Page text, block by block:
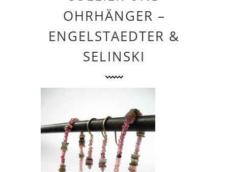
OHRHÄNGER –
ENGELSTAEDTER &
SELINSKI